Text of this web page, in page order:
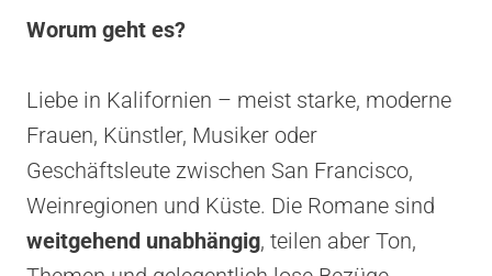
Worum geht es?
Liebe in Kalifornien – meist starke, moderne
Frauen, Künstler, Musiker oder
Geschäftsleute zwischen San Francisco,
Weinregionen und Küste. Die Romane sind
weitgehend unabhängig, teilen aber Ton,